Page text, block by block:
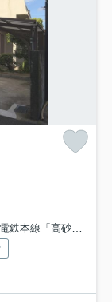
本線「高砂」駅 徒歩39分